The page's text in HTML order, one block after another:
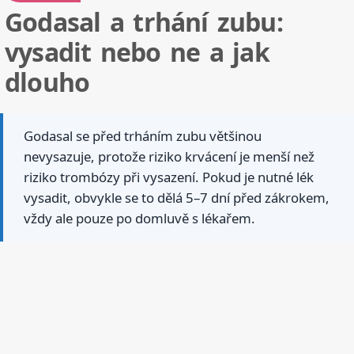
Godasal a trhání zubu:
vysadit nebo ne a jak
dlouho
Godasal se před trháním zubu většinou
nevysazuje, protože riziko krvácení je menší než
riziko trombózy při vysazení. Pokud je nutné lék
vysadit, obvykle se to dělá 5–7 dní před zákrokem,
vždy ale pouze po domluvě s lékařem.